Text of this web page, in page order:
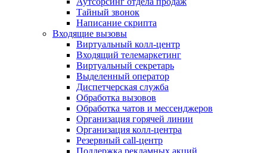
Тайный звонок
Написание скрипта
Входящие вызовы
Виртуальный колл‑центр
Входящий телемаркетинг
Виртуальный секретарь
Выделенный оператор
Диспетчерская служба
Обработка вызовов
Обработка чатов и мессенджеров
Организация горячей линии
Организация колл‑центра
Резервный call‑центр
Поддержка рекламных акций